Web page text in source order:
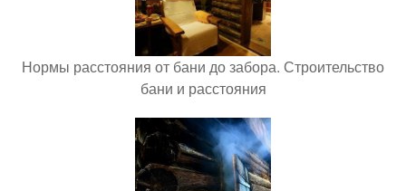
Нормы расстояния от бани до забора. Строительство
бани и расстояния